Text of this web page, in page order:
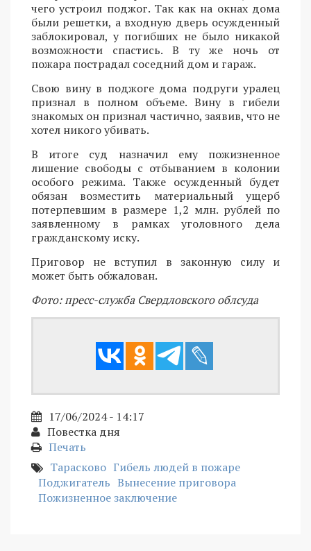
чего устроил поджог. Так как на окнах дома
были решетки, а входную дверь осужденный
заблокировал, у погибших не было никакой
возможности спастись. В ту же ночь от
пожара пострадал соседний дом и гараж.
Свою вину в поджоге дома подруги уралец
признал в полном объеме. Вину в гибели
знакомых он признал частично, заявив, что не
хотел никого убивать.
В итоге суд назначил ему пожизненное
лишение свободы с отбыванием в колонии
особого режима. Также осужденный будет
обязан возместить материальный ущерб
потерпевшим в размере 1,2 млн. рублей по
заявленному в рамках уголовного дела
гражданскому иску.
Приговор не вступил в законную силу и
может быть обжалован.
Фото: пресс-служба Свердловского облсуда
17/06/2024 - 14:17
Повестка дня
Печать
Тарасково Гибель людей в пожаре
Поджигатель Вынесение приговора
Пожизненное заключение